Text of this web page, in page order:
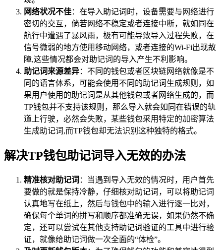
网络状况不佳：在导入助记词时，设备需要与网络进行
密切的交互，倘若网络不稳定或者连接中断，就如同在
航行中遭遇了暴风雨，极有可能导致导入过程失败，在
信号微弱的地方使用移动网络，或者连接的Wi-Fi出现故
障,这些情况都会对助记词的导入产生不利影响。
助记词来源差异：不同的钱包或者区块链网络就像是不
同的语言体系，可能会使用不同的助记词生成规则，如
果用户使用的助记词是从其他钱包或者网络生成的，而
TP钱包并不支持该规则，那么导入就会如同在错误的轨
道上行驶，必然会失败，某些钱包采用特定的加密算法
生成助记词,而TP钱包却无法识别这种独特的格式。
解决TP钱包助记词导入无效的办法
精准核对助记词 ：当遇到导入无效的情况时，用户首先
要做的就是保持冷静，仔细核对助记词，可以将助记词
认真地写在纸上，然后与钱包中的输入进行逐一比对，
确保每个单词的拼写和顺序都准确无误，如果仍然不确
定，还可以尝试在其他支持助记词验证的工具中进行验
证，就像给助记词做一次全面的“体检”。